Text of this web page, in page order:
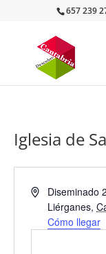
657 239
Iglesia de
Dirección
Diseminado
Liérganes,
Cómo llegar